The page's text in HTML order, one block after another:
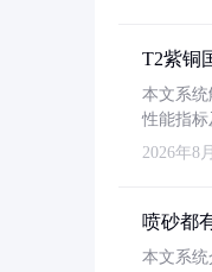
T2紫铜
本文系统
性能指标
2026年8
喷砂都
本文系统